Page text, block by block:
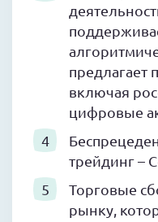
предлагает
включая
цифровые
трейдинг –
Торговые
рынку,